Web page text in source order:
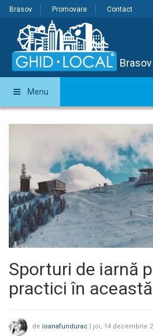
Brasov Promovare Contact
Brasov
Menu
Sporturi de iarnă
practici în
de ioanafundurac | joi, 14 decembrie